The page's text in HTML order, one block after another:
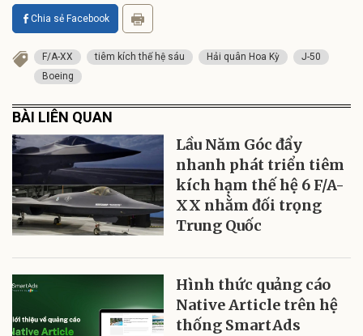
Chia sẻ Facebook
F/A-XX tiêm kích thế hệ sáu Hải quân Hoa Kỳ
J-50
Boeing
BÀI LIÊN QUAN
Lầu Năm Góc đẩy
nhanh phát triển tiêm
kích hạm thế hệ 6 F/A-
XX nhằm đối trọng
Trung Quốc
Hình thức quảng cáo
Native Article trên hệ
thống SmartAds